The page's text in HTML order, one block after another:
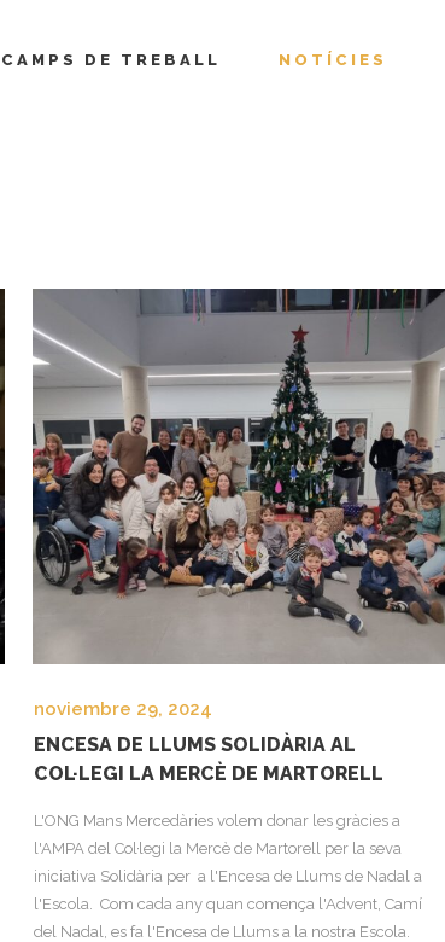
CAMPS DE TREBALL NOTÍCIES
noviembre 29, 2024
ENCESA DE LLUMS SOLIDÀRIA AL
COL·LEGI LA MERCÈ DE MARTORELL
L'ONG Mans Mercedàries volem donar les gràcies a
l'AMPA del Col·legi la Mercè de Martorell per la seva
iniciativa Solidària per a l'Encesa de Llums de Nadal a
l'Escola. Com cada any quan comença l'Advent, Camí
del Nadal, es fa l'Encesa de Llums a la nostra Escola.